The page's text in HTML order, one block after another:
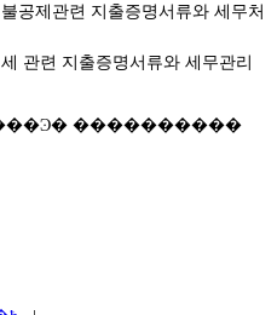
공제관련 지출증명서류와 세무처
관련 지출증명서류와 세무관리
����������